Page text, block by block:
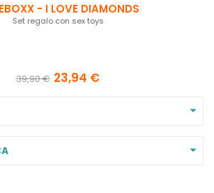
- I LOVE DIAMONDS
Set regalo con sex toys
39,90 € 23,94 €